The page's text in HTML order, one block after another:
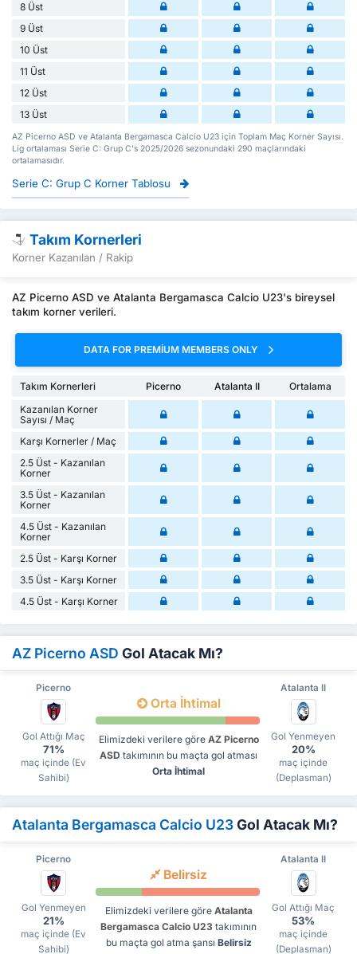
8 Üst
9 Üst
10 Üst
11 Üst
12 Üst
13 Üst
AZ Picerno ASD ve Atalanta Bergamasca Calcio U23 için Toplam Maç Korner Sayısı.
Lig ortalaması Serie C: Grup C's 2025/2026 sezonundaki 290 maçlarındaki
ortalamasıdır.
Serie C: Grup C Korner Tablosu
Takım Kornerleri
Korner Kazanılan / Rakip
AZ Picerno ASD ve Atalanta Bergamasca Calcio U23's bireysel
takım korner verileri.
DATA FOR PREMIUM MEMBERS ONLY
Takım Kornerleri Picerno Atalanta II
Ortalama
Kazanılan Korner
Sayısı / Maç
Karşı Kornerler / Maç
2.5 Üst - Kazanılan
Korner
3.5 Üst - Kazanılan
Korner
4.5 Üst - Kazanılan
Korner
2.5 Üst - Karşı Korner
3.5 Üst - Karşı Korner
4.5 Üst - Karşı Korner
AZ Picerno ASD Gol Atacak Mı?
Picerno Atalanta II
Gol Attığı Maç
71%
maç içinde (Ev
Sahibi)
Orta İhtimal
Elimizdeki verilere göre AZ Picerno
ASD takımının bu maçta gol atması
Orta İhtimal
Gol Yenmeyen
20%
maç içinde
(Deplasman)
Atalanta Bergamasca Calcio U23Gol Atacak Mı?
Picerno Atalanta II
Gol Yenmeyen
21%
maç içinde (Ev
Sahibi)
Belirsiz
Elimizdeki verilere göre Atalanta
Bergamasca Calcio U23 takımının
bu maçta gol atma şansı Belirsiz
Gol Attığı Maç
53%
maç içinde
(Deplasman)